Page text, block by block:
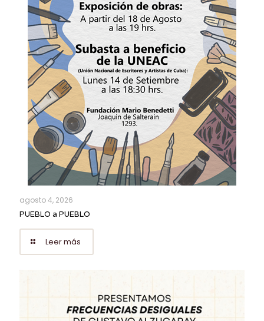
agosto 4, 2026
PUEBLO a PUEBLO
Leer más